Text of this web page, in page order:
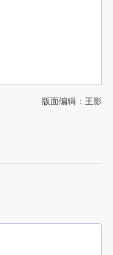
版面编辑：王影